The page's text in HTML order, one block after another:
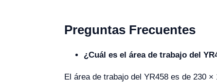
Preguntas Frecuentes
¿Cuál es el área de trabajo del
El área de trabajo del YR458 es de 230